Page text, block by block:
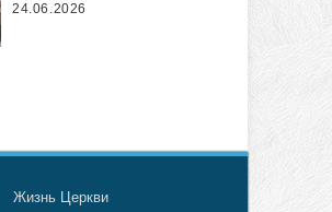
24.06.2026
Жизнь Церкви